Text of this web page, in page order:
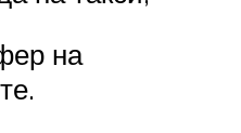
на